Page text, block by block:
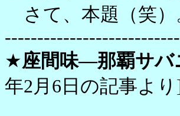
さて、本題（笑）
★座間味―那覇サバ
年2月6日の記事よ